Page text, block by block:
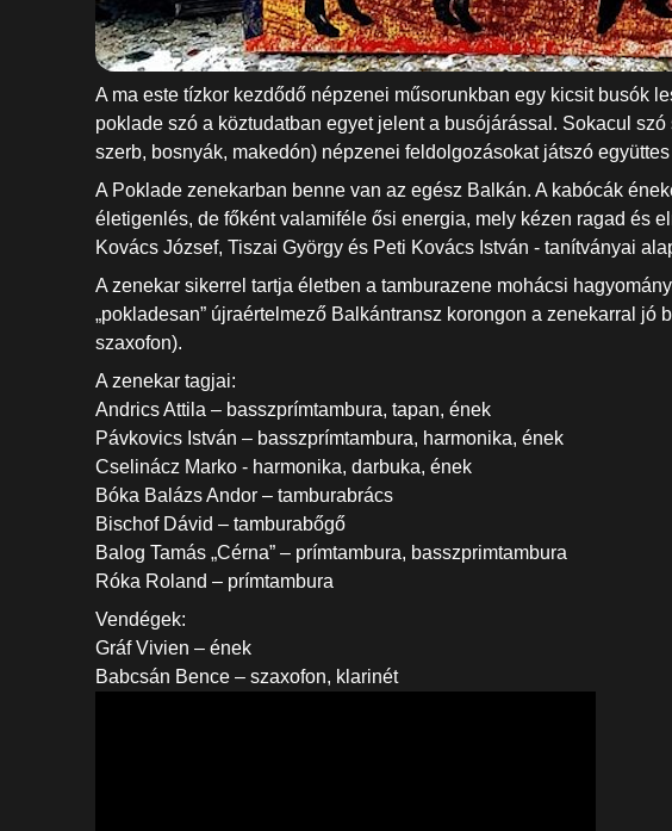
A ma este tízkor kezdődő népzenei műsorunkban egy kicsit busók
poklade szó a köztudatban egyet jelent a busójárással. Sokacul
szerb, bosnyák, makedón) népzenei feldolgozásokat játszó
A Poklade zenekarban benne van az egész Balkán. A kabócák
életigenlés, de főként valamiféle ősi energia, mely kézen ragad és
Kovács József, Tiszai György és Peti Kovács István - tanítványai
A zenekar sikerrel tartja életben a tamburazene mohácsi
„pokladesan” újraértelmező Balkántransz korongon a zenekarral
szaxofon).
A zenekar tagjai:
Andrics Attila – basszprímtambura, tapan, ének
Pávkovics István – basszprímtambura, harmonika, ének
Cselinácz Marko - harmonika, darbuka, ének
Bóka Balázs Andor – tamburabrács
Bischof Dávid – tamburabőgő
Balog Tamás „Cérna” – prímtambura, basszprimtambura
Róka Roland – prímtambura
Vendégek:
Gráf Vivien – ének
Babcsán Bence – szaxofon, klarinét